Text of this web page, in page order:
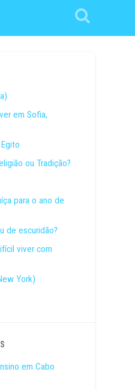
em Sofia,
ou Tradição?
para o ano de
de escuridão?
viver com
York)
em Cabo